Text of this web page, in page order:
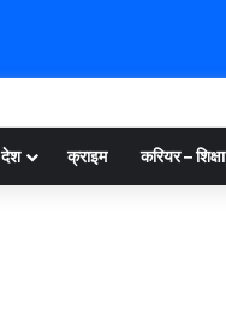
देश क्राइम करियर – शिक्षा